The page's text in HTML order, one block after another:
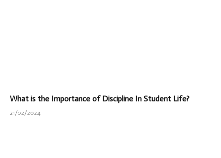
What is the Importance of Discipline In Student Life?
21/02/2024